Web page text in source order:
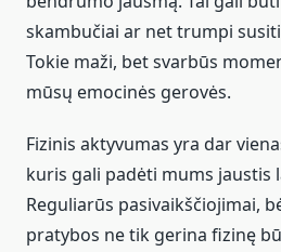
skambučiai ar net trumpi
Tokie maži, bet svarbūs
mūsų emocinės gerovės.
Fizinis aktyvumas yra dar
kuris gali padėti mums jaustis
Reguliarūs pasivaikščiojimai,
pratybos ne tik gerina fizinę